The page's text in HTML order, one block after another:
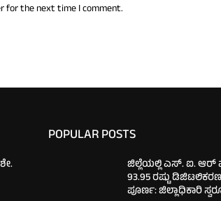
for the next time I comment.
POPULAR POSTS
ಜಿಲ್ಲೆಯಲ್ಲಿ ಎಸ್. ಐ. ಆರ್
93.95 ರಷ್ಟು
ಪೂರ್ಣ: ಜಿಲ್ಲಾಧಿಕಾರಿ